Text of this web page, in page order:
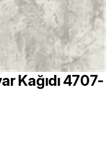
Kağıdı 4707-